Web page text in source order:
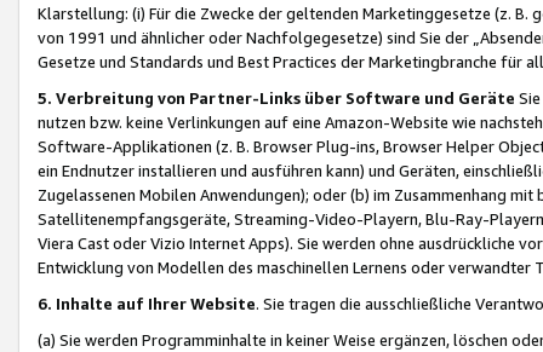
Klarstellung: (i) Für die Zwecke der geltenden Marketinggesetze (z. B.
von 1991 und ähnlicher oder Nachfolgegesetze) sind Sie der
Gesetze und Standards und Best Practices der Marketingbranche für
5. Verbreitung von Partner-Links über Software und Geräte
nutzen bzw. keine Verlinkungen auf eine Amazon-Website wie
Software-Applikationen (z. B. Browser Plug-ins, Browser Helper
ein Endnutzer installieren und ausführen kann) und Geräten,
Zugelassenen Mobilen Anwendungen); oder (b) im Zusammenhang
Satellitenempfangsgeräte, Streaming-Video-Playern, Blu-Ray-
Viera Cast oder Vizio Internet Apps). Sie werden ohne ausdrückliche
Entwicklung von Modellen des maschinellen Lernens oder
6. Inhalte auf Ihrer Website. Sie tragen die ausschließliche
(a) Sie werden Programminhalte in keiner Weise ergänzen, löschen